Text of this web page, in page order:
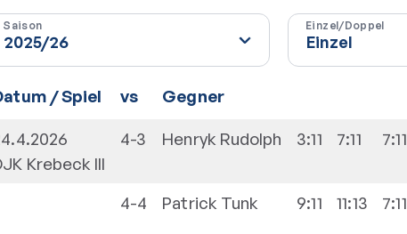
Saison Einzel/Doppel
/ Spiel vs Gegner
Krebeck III
4-3 Henryk Rudolph 3:11 7:11 7:11
4-4 Patrick Tunk 9:11 11:13 7:11